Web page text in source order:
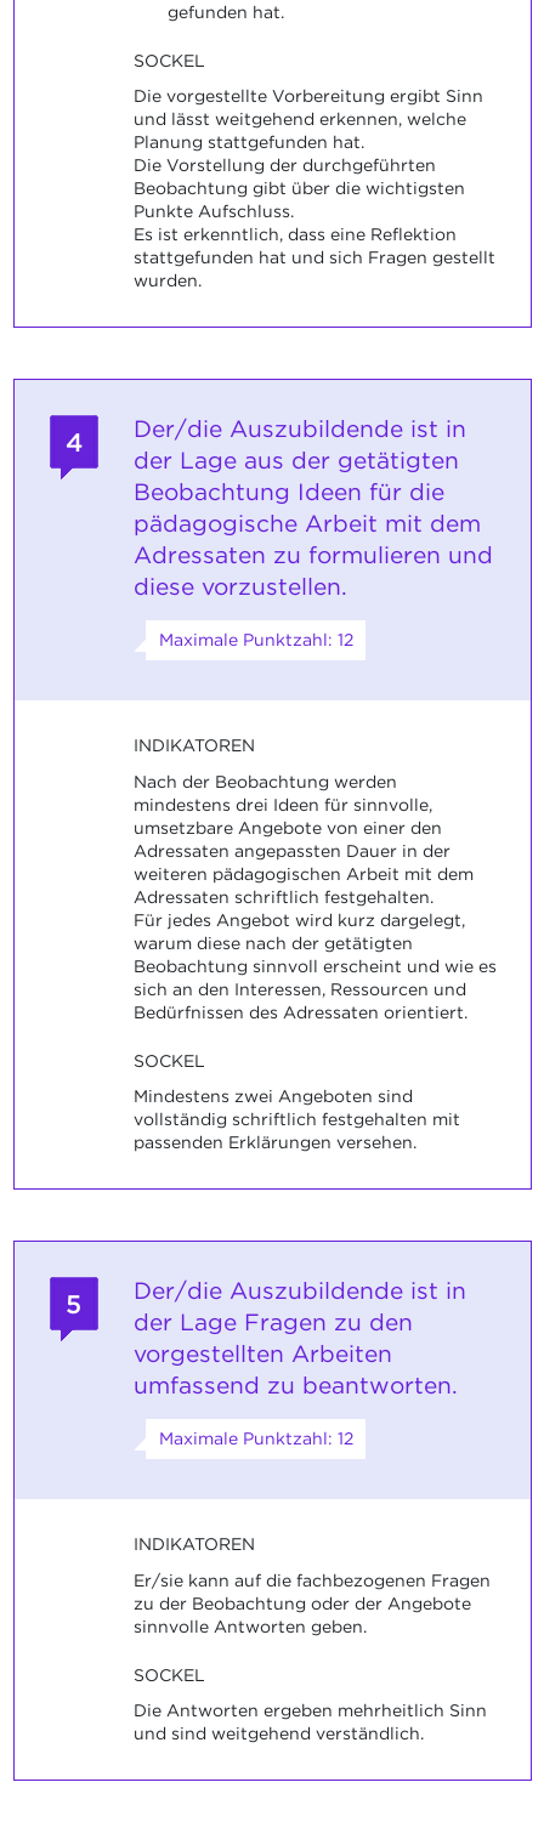
gefunden hat.
SOCKEL
Die vorgestellte Vorbereitung ergibt Sinn
und lässt weitgehend erkennen, welche
Planung stattgefunden hat.
Die Vorstellung der durchgeführten
Beobachtung gibt über die wichtigsten
Punkte Aufschluss.
Es ist erkenntlich, dass eine Reflektion
stattgefunden hat und sich Fragen gestellt
wurden.
4
Der/die Auszubildende ist in
der Lage aus der getätigten
Beobachtung Ideen für die
pädagogische Arbeit mit dem
Adressaten zu formulieren und
diese vorzustellen.
Maximale Punktzahl: 12
INDIKATOREN
Nach der Beobachtung werden
mindestens drei Ideen für sinnvolle,
umsetzbare Angebote von einer den
Adressaten angepassten Dauer in der
weiteren pädagogischen Arbeit mit dem
Adressaten schriftlich festgehalten.
Für jedes Angebot wird kurz dargelegt,
warum diese nach der getätigten
Beobachtung sinnvoll erscheint und wie es
sich an den Interessen, Ressourcen und
Bedürfnissen des Adressaten orientiert.
SOCKEL
Mindestens zwei Angeboten sind
vollständig schriftlich festgehalten mit
passenden Erklärungen versehen.
5
Der/die Auszubildende ist in
der Lage Fragen zu den
vorgestellten Arbeiten
umfassend zu beantworten.
Maximale Punktzahl: 12
INDIKATOREN
Er/sie kann auf die fachbezogenen Fragen
zu der Beobachtung oder der Angebote
sinnvolle Antworten geben.
SOCKEL
Die Antworten ergeben mehrheitlich Sinn
und sind weitgehend verständlich.